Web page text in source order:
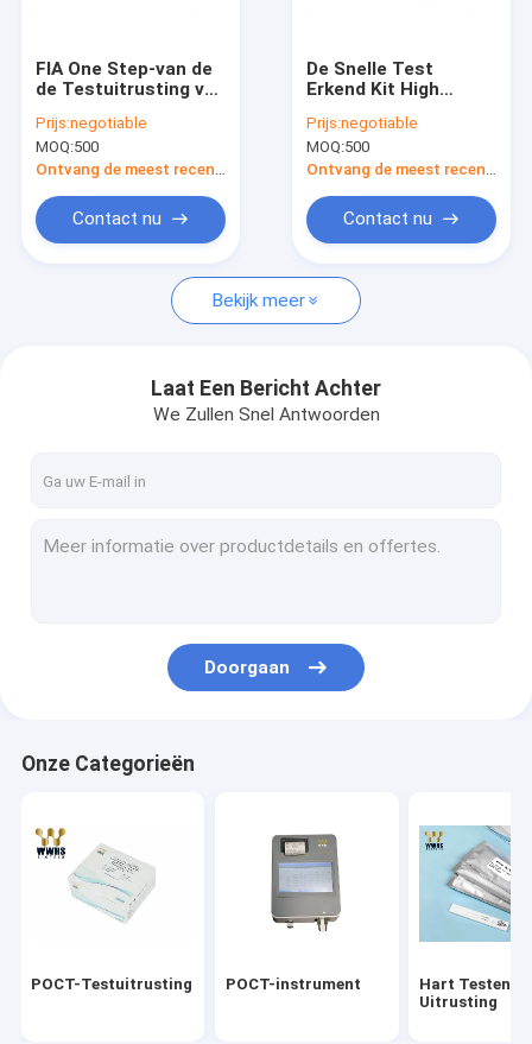
Verzoek om een Citaat
News
POCT-Testuitrusting
Hart Testende Uitrusting
Snelle de Testuitrusting van PCT
De Uitrusting van de vruchtbaarheidstest
Medische laboratoriumverbruiksgoederen
Het Middel van het virusvervoer
FIA One Step-van de
de Testuitrusting van
opslagprocalcitonin
gemakkelijke Snelle
Kwantitatieve Test
Prijs:negotiable
MOQ:500
Ontvang de meest recente Prijs
Contact nu
De Snelle Test
Erkend Kit High
van PCT van de
ontstekingsopsporing
Prijs:negotiable
MOQ:500
Ontvang de meest recente Prijs
Contact nu
Bekijk meer
Laat Een Bericht Achter
We Zullen Snel Antwoorden
Doorgaan
Onze Categorieën
POCT-Testuitrusting POCT-instrument
Hart Testende
Uitrusting